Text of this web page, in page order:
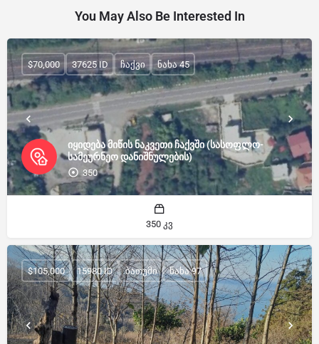
You May Also Be Interested In
იყიდება მიწის ნაკვეთი ჩაქვში (სასოფლო-
სამეურნეო დანიშნულების)
350
$70,000 37625 ID ჩაქვი ნახა 45
350 კვ
$105,000 15980 ID ბათუმი ნახა 97